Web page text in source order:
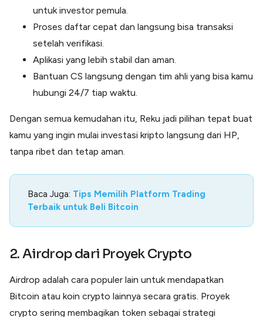
untuk investor pemula.
Proses daftar cepat dan langsung bisa transaksi
setelah verifikasi.
Aplikasi yang lebih stabil dan aman.
Bantuan CS langsung dengan tim ahli yang bisa kamu
hubungi 24/7 tiap waktu.
Dengan semua kemudahan itu, Reku jadi pilihan tepat buat
kamu yang ingin mulai investasi kripto langsung dari HP,
tanpa ribet dan tetap aman.
Baca Juga: Tips Memilih Platform Trading
Terbaik untuk Beli Bitcoin
2. Airdrop dari Proyek Crypto
Airdrop adalah cara populer lain untuk mendapatkan
Bitcoin atau koin crypto lainnya secara gratis. Proyek
crypto sering membagikan token sebagai strategi